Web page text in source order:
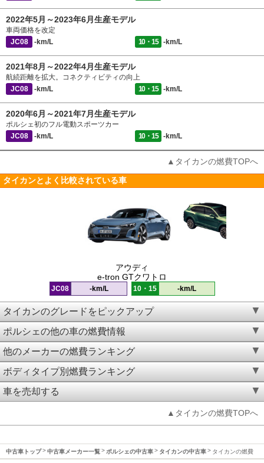
2022年5月～2023年6月生産モデル
車両価格を改定
JC08
-km/L 10・15 -km/L
2021年8月～2022年4月生産モデル
航続距離を拡大。コネクティビティの向上
JC08
-km/L 10・15 -km/L
2020年6月～2021年7月生産モデル
ポルシェ初のフル電動スポーツカー
JC08
-km/L 10・15 -km/L
▲タイカンの燃費TOPへ
タイカンとよく比較されている車
アウディ
e-tron GTクワトロ
JC08 -km/L 10・15 -km/L
タイカンのグレードをピックアップ
ポルシェの他の車の燃費情報
他のメーカーの燃費ランキング
ボディタイプ別燃費ランキング
車を売却する
▲タイカンの燃費TOPへ
中古車トップ 中古車メーカー一覧 ポルシェの中古車 タイカンの中古車 タイカンの燃費